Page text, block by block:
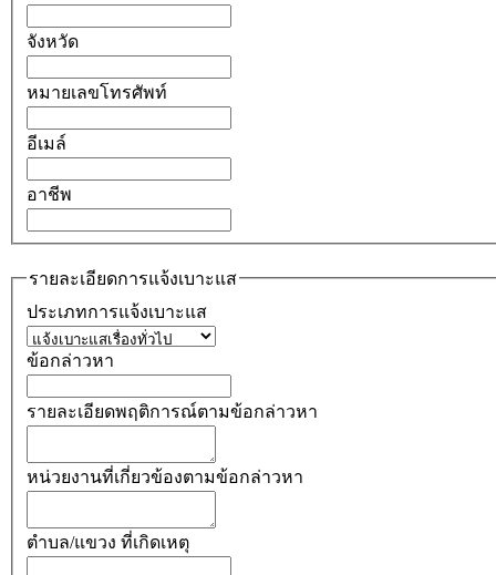
จังหวัด
หมายเลขโทรศัพท์
อีเมล์
อาชีพ
รายละเอียดการแจ้งเบาะแส
ประเภทการแจ้งเบาะแส
ข้อกล่าวหา
รายละเอียดพฤติการณ์ตามข้อกล่าวหา
หน่วยงานที่เกี่ยวข้องตามข้อกล่าวหา
ตำบล/แขวง ที่เกิดเหตุ